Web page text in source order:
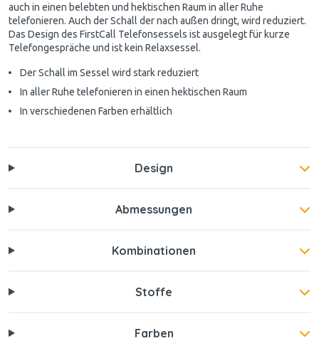
auch in einen belebten und hektischen Raum in aller Ruhe
telefonieren. Auch der Schall der nach außen dringt, wird reduziert.
Das Design des FirstCall Telefonsessels ist ausgelegt für kurze
Telefongespräche und ist kein Relaxsessel.
Der Schall im Sessel wird stark reduziert
In aller Ruhe telefonieren in einen hektischen Raum
In verschiedenen Farben erhältlich
Design
Abmessungen
Kombinationen
Stoffe
Farben